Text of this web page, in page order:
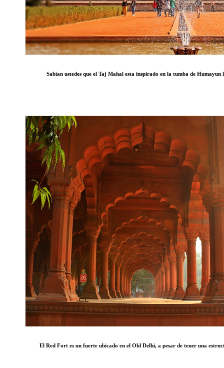
Sabían ustedes que el Taj Mahal esta inspirado en la tumba de Humayun
El Red Fort es un fuerte ubicado en el Old Delhi, a pesar de tener una